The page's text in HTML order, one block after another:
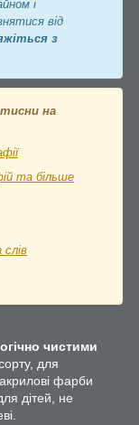
і
від
з
на
та більше
чистими
для
фарби
дітей, не